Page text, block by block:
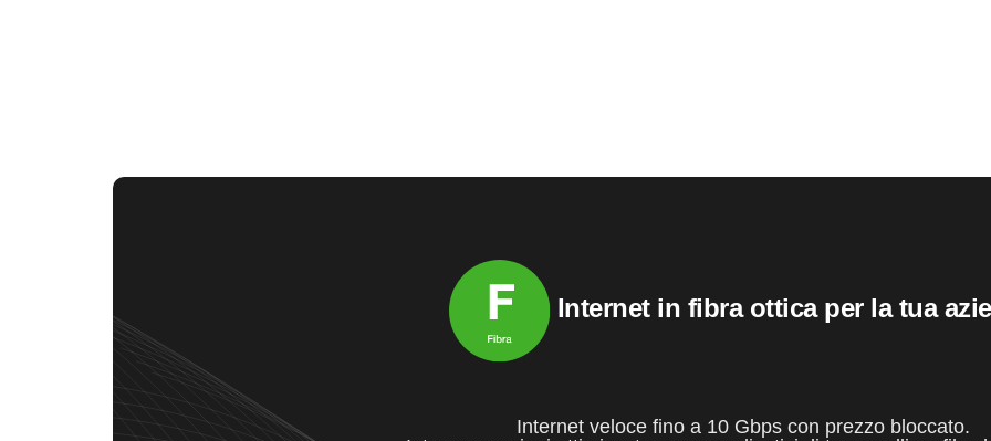
Internet in fibra ottica per la tua
Internet veloce fino a 10 Gbps con prezzo bloccato.